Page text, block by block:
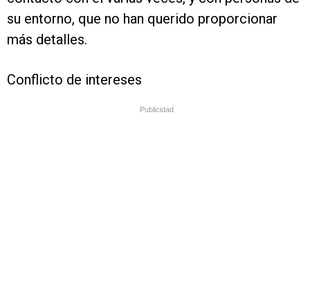
su entorno, que no han querido proporcionar
más detalles.
Conflicto de intereses
Publicidad